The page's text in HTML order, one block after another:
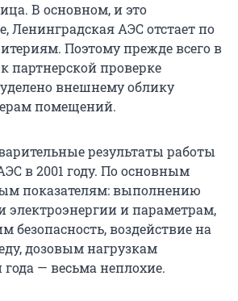
В основном, и это
Ленинградская АЭС отстает по
Поэтому прежде всего в
партнерской проверке
внешнему облику
помещений.
результаты работы
в 2001 году. По основным
показателям: выполнению
электроэнергии и параметрам,
безопасность, воздействие на
дозовым нагрузкам
года — весьма неплохие.